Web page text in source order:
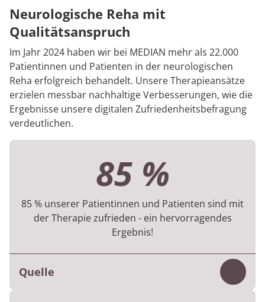
Neurologische Reha mit
Qualitätsanspruch
Im Jahr 2024 haben wir bei MEDIAN mehr als 22.000
Patientinnen und Patienten in der neurologischen
Reha erfolgreich behandelt. Unsere Therapieansätze
erzielen messbar nachhaltige Verbesserungen, wie die
Ergebnisse unsere digitalen Zufriedenheitsbefragung
verdeutlichen.
85 %
85 % unserer Patientinnen und Patienten sind mit
der Therapie zufrieden - ein hervorragendes
Ergebnis!
Quelle